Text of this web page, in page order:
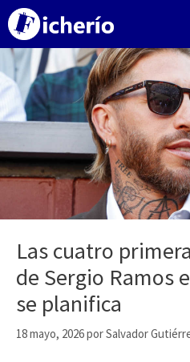
Saltar
contenido
Las cuatro
de Sergio Ramos
se planifica
18 mayo, 2026porSalvador